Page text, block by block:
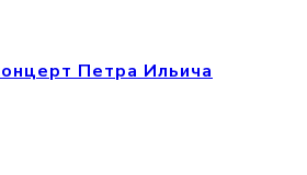
Петра Ильича